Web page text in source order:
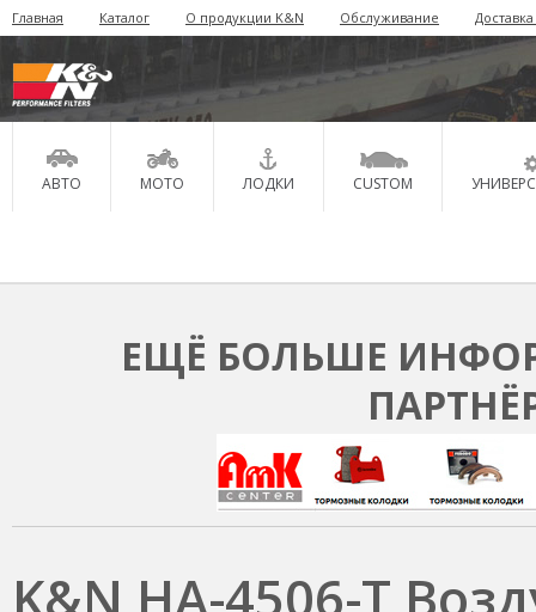
Главная Каталог О продукции K&N Обслуживание
АВТО МОТО ЛОДКИ CUSTOM
ЕЩЁ БОЛЬШЕ